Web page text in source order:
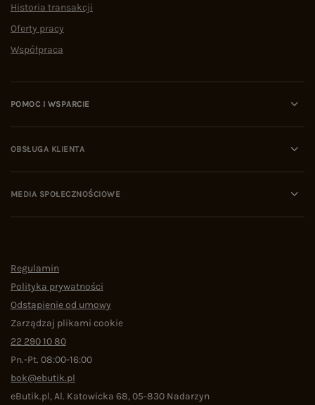
Historia transakcji
Oferty pracy
Współpraca
POMOC I WSPARCIE
OBSŁUGA KLIENTA
MEDIA SPOŁECZNOŚCIOWE
Regulamin
Polityka prywatności
Odstąpienie od umowy
Zarządzaj plikami cookie
22 290 10 80
Pn.-Pt. 08:00-16:00
bok@ebutik.pl
eButik.pl,Al. Katowicka 68,05-830 Nadarzyn